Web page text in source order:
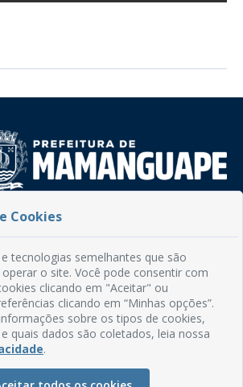
78, Centro
- Mamanguape/PB
(83) 3292-2246
à Sexta, das 08h às 13h
Mapa do Site
frequentes
de Navegação
Cookies
tecnologias semelhantes que são
o site. Você pode consentir com
clicando em "Aceitar" ou
clicando em “Minhas opções”.
sobre os tipos de cookies,
quais dados são coletados, leia nossa
.